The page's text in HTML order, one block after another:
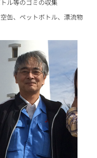
ル等のゴミの収集
缶、ペットボトル、漂流物